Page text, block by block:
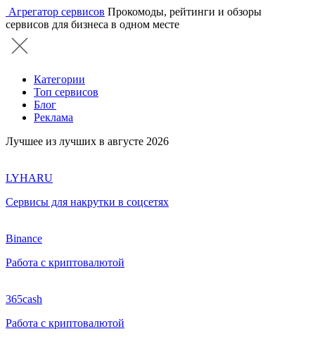
Агрегатор сервисов Прокомоды, рейтинги и обзоры
сервисов для бизнеса в одном месте
Категории
Топ сервисов
Блог
Реклама
Лучшее из лучших в августе 2026
LYHARU
Сервисы для накрутки в соцсетях
Binance
Работа с криптовалютой
365cash
Работа с криптовалютой